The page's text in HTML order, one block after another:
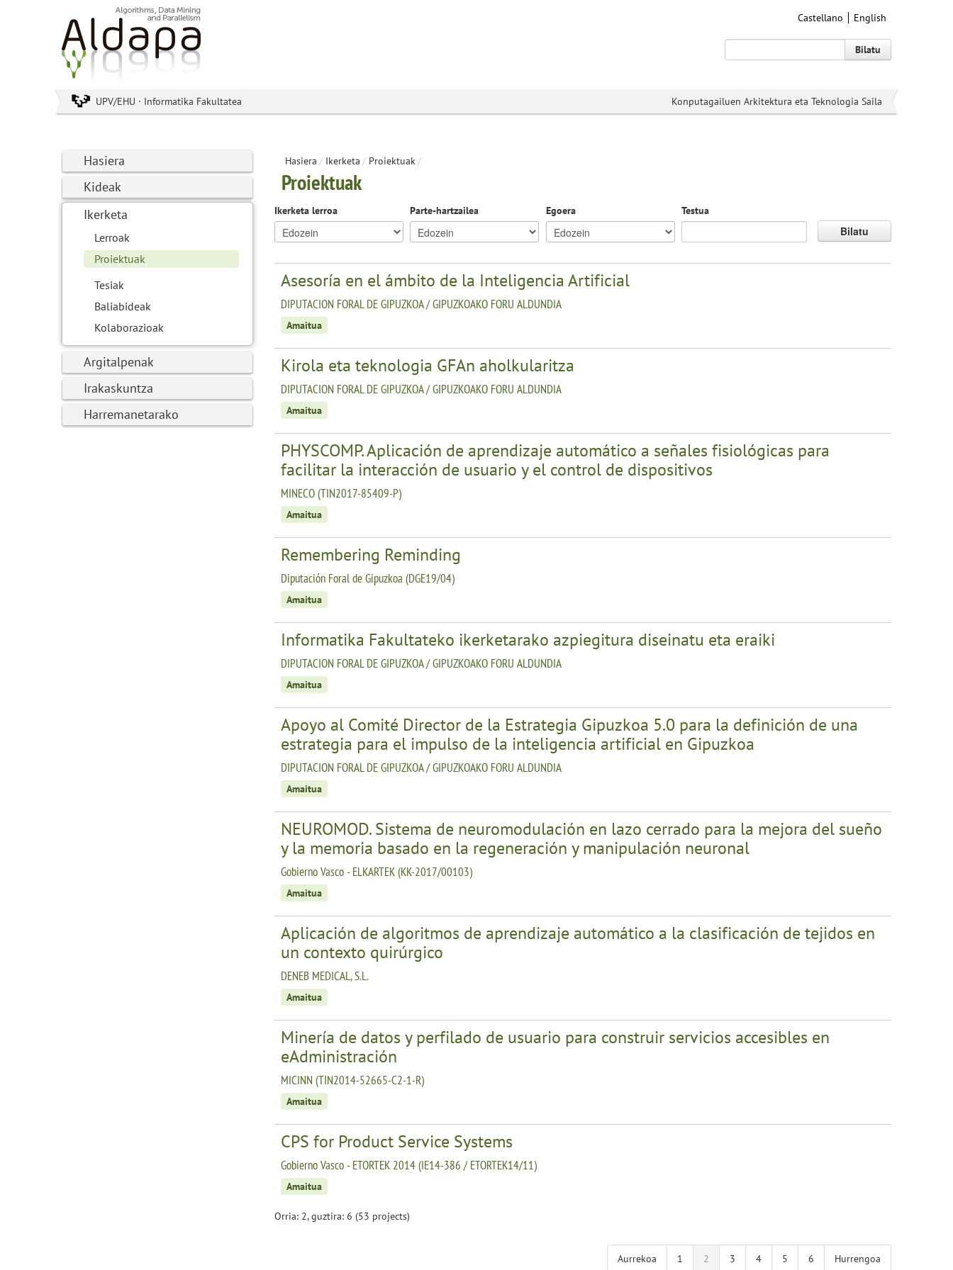
Castellano English
Bilatu
UPV/EHU · Informatika Fakultatea Konputagailuen Arkitektura eta Teknologia Saila
Hasiera
Kideak
Ikerketa
Lerroak
Proiektuak
Tesiak
Baliabideak
Kolaborazioak
Argitalpenak
Irakaskuntza
Harremanetarako
Hasiera / Ikerketa / Proiektuak/
Proiektuak
Ikerketa lerroa Parte-hartzailea Egoera Testua
Bilatu
Asesoría en el ámbito de la Inteligencia Artificial
DIPUTACION FORAL DE GIPUZKOA / GIPUZKOAKO FORU ALDUNDIA
Amaitua
Kirola eta teknologia GFAn aholkularitza
DIPUTACION FORAL DE GIPUZKOA / GIPUZKOAKO FORU ALDUNDIA
Amaitua
PHYSCOMP. Aplicación de aprendizaje automático a señales fisiológicas para
facilitar la interacción de usuario y el control de dispositivos
MINECO (TIN2017-85409-P)
Amaitua
Remembering Reminding
Diputación Foral de Gipuzkoa (DGE19/04)
Amaitua
Informatika Fakultateko ikerketarako azpiegitura diseinatu eta eraiki
DIPUTACION FORAL DE GIPUZKOA / GIPUZKOAKO FORU ALDUNDIA
Amaitua
Apoyo al Comité Director de la Estrategia Gipuzkoa 5.0 para la definición de una
estrategia para el impulso de la inteligencia artificial en Gipuzkoa
DIPUTACION FORAL DE GIPUZKOA / GIPUZKOAKO FORU ALDUNDIA
Amaitua
NEUROMOD. Sistema de neuromodulación en lazo cerrado para la mejora del sueño
y la memoria basado en la regeneración y manipulación neuronal
Gobierno Vasco - ELKARTEK (KK-2017/00103)
Amaitua
Aplicación de algoritmos de aprendizaje automático a la clasificación de tejidos en
un contexto quirúrgico
DENEB MEDICAL, S.L.
Amaitua
Minería de datos y perfilado de usuario para construir servicios accesibles en
eAdministración
MICINN (TIN2014-52665-C2-1-R)
Amaitua
CPS for Product Service Systems
Gobierno Vasco - ETORTEK 2014 (IE14-386 / ETORTEK14/11)
Amaitua
Orria: 2, guztira: 6 (53 projects)
Aurrekoa 1 2 3 4 5 6 Hurrengoa